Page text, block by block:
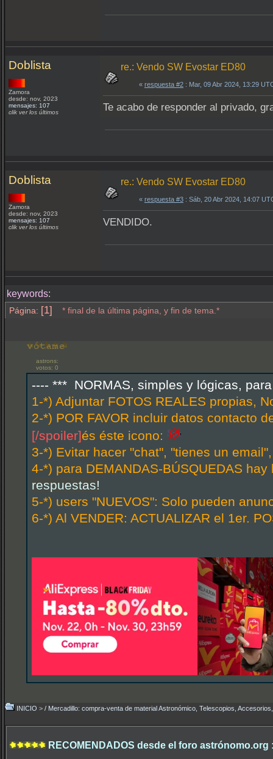
Doblista
Zamora
desde: nov, 2023
mensajes: 107
clik ver los últimos
re.: Vendo SW Evostar ED80
« respuesta #2 : Mar, 09 Abr 2024, 13:29
Te acabo de responder al privado,
Doblista
Zamora
desde: nov, 2023
mensajes: 107
clik ver los últimos
re.: Vendo SW Evostar ED80
« respuesta #3 : Sáb, 20 Abr 2024, 14:07
VENDIDO.
keywords:
Página: [1] * final de la última página, y fin de tema.*
astrons:
votos: 0
---- *** NORMAS, simples y lógicas,
1-*) Adjuntar FOTOS REALES propias,
2-*) POR FAVOR incluir datos contacto
[/spoiler]és éste icono:
3-*) Evitar hacer "chat", "tienes un
4-*) para DEMANDAS-BÚSQUEDAS
respuestas!
5-*) users "NUEVOS": Solo pueden
6-*) Al VENDER: ACTUALIZAR el 1er.
INICIO > / Mercadillo: compra-venta de material Astronómico, Telescopios,
RECOMENDADOS desde el foro astrónomo.org